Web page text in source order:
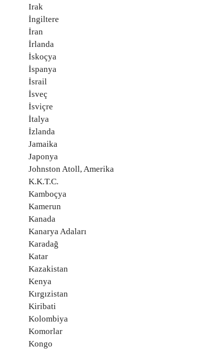
Irak
İngiltere
İran
İrlanda
İskoçya
İspanya
İsrail
İsveç
İsviçre
İtalya
İzlanda
Jamaika
Japonya
Johnston Atoll, Amerika
K.K.T.C.
Kamboçya
Kamerun
Kanada
Kanarya Adaları
Karadağ
Katar
Kazakistan
Kenya
Kırgızistan
Kiribati
Kolombiya
Komorlar
Kongo